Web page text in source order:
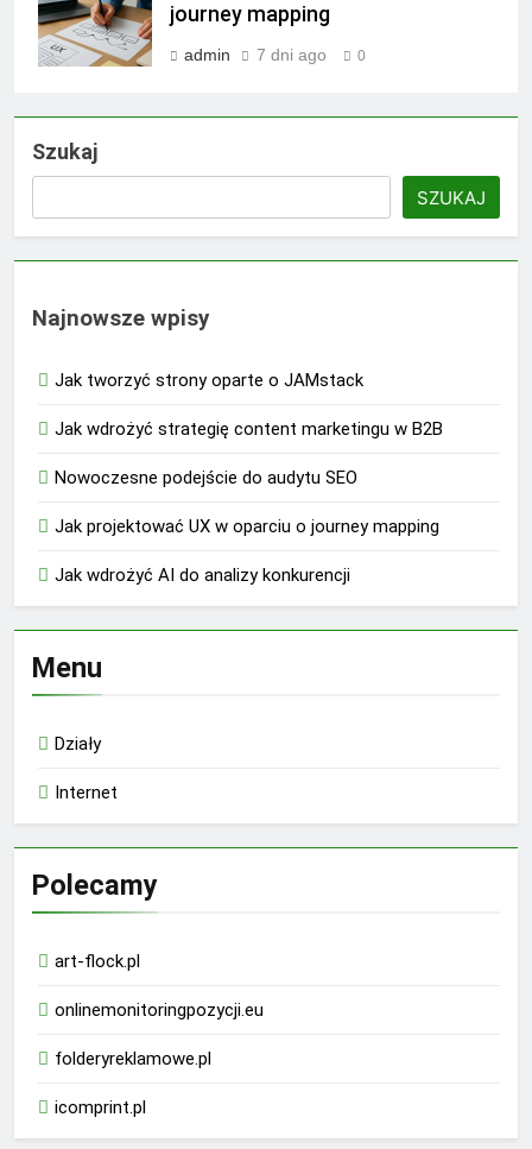
journey mapping
admin 7 dni ago 0
Szukaj
SZUKAJ
Najnowsze wpisy
Jak tworzyć strony oparte o JAMstack
Jak wdrożyć strategię content marketingu w B2B
Nowoczesne podejście do audytu SEO
Jak projektować UX w oparciu o journey mapping
Jak wdrożyć AI do analizy konkurencji
Menu
Działy
Internet
Polecamy
art-flock.pl
onlinemonitoringpozycji.eu
folderyreklamowe.pl
icomprint.pl